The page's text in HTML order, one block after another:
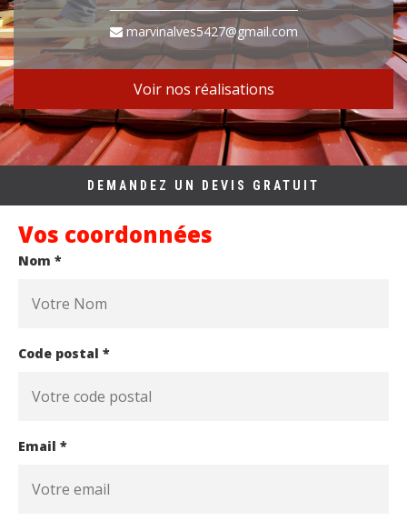
marvinalves5427@gmail.com
Voir nos réalisations
DEMANDEZ UN DEVIS GRATUIT
Vos coordonnées
Nom *
Code postal *
Email *